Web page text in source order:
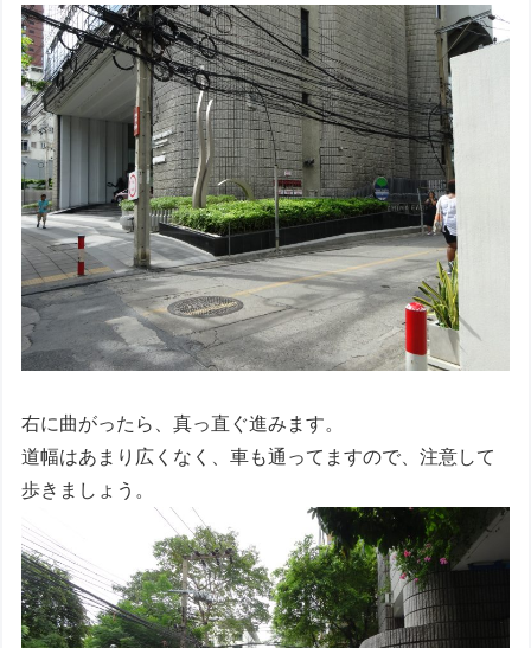
右に曲がったら、真っ直ぐ進みます。
道幅はあまり広くなく、車も通ってますので、注意して
歩きましょう。